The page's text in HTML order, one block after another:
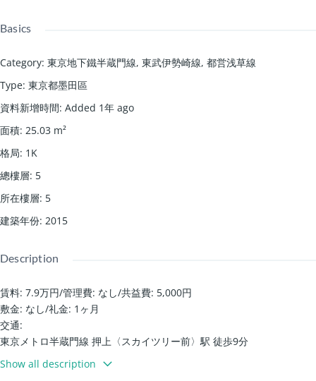
Basics
Category: 東京地下鐵半蔵門線, 東武伊勢崎線, 都営浅草線
Type: 東京都墨田區
資料新增時間: Added 1年 ago
面積: 25.03 m²
格局: 1K
總樓層: 5
所在樓層: 5
建築年份: 2015
Description
賃料: 7.9万円/管理費: なし/共益費: 5,000円
敷金: なし/礼金: 1ヶ月
交通:
東京メトロ半蔵門線 押上〈スカイツリー前〉駅 徒歩9分
東武伊勢崎線 とうきょうスカイツリー駅 徒歩9分
都営浅草線 本所吾妻橋駅 徒歩13分
Show all description